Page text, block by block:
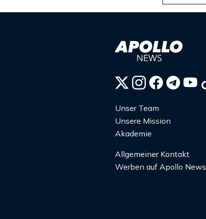
Unser Team
Unsere Mission
Akademie
Allgemeiner Kontakt
Werben auf Apollo News